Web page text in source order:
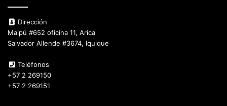
Dirección
Maipú #652 oficina 11, Arica
Salvador Allende #3674, Iquique
Teléfonos
+57 2 269150
+57 2 269151